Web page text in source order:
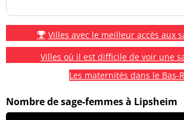
Villes avec le meilleur accès aux
Villes où il est difficile de voir une
Les maternités dans le Bas-
Nombre de sage-femmes à Lipsheim